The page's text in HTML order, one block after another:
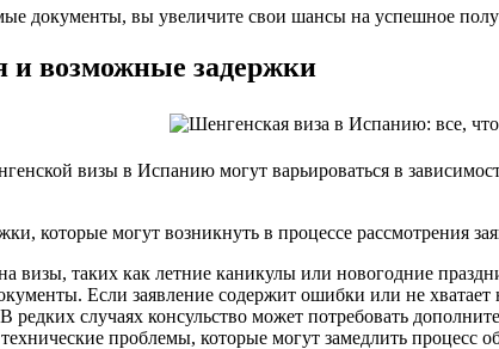
документы, вы увеличите свои шансы на успешное
и возможные задержки
визы в Испанию могут варьироваться в
которые могут возникнуть в процессе рассмотрения
визы, таких как летние каникулы или новогодние
Если заявление содержит ошибки или не
случаях консульство может потребовать
проблемы, которые могут замедлить процесс